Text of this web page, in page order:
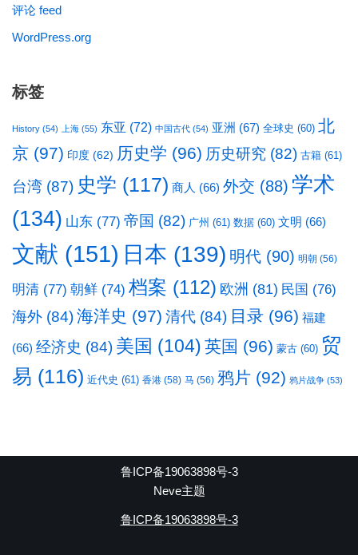
评论 feed
WordPress.org
标签
History (54) 上海 (55) 东亚 (72) 中国古代 (54) 亚洲 (67) 全球史 (60) 北
京 (97) 印度 (62) 历史学 (96) 历史研究 (82) 古籍 (61)
台湾 (87) 史学 (117) 商人 (66) 外交 (88) 学术
(134) 山东 (77) 帝国 (82) 广州 (61) 数据 (60) 文明 (66)
文献 (151) 日本 (139) 明代 (90) 明朝 (56)
明清 (77) 朝鲜 (74) 档案 (112) 欧洲 (81) 民国 (76)
海外 (84)海洋史 (97) 清代 (84) 目录 (96) 福建
(66) 经济史 (84) 美国 (104) 英国 (96) 蒙古 (60) 贸
易 (116) 近代史 (61) 香港 (58) 马 (56) 鸦片 (92) 鸦片战争 (53)
鲁ICP备19063898号-3
Neve主题
鲁ICP备19063898号-3